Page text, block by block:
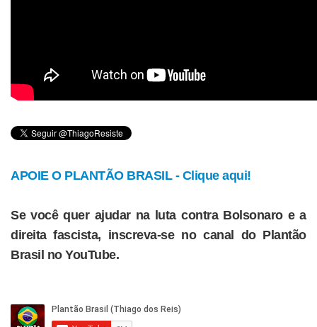
APOIE O PLANTÃO BRASIL - Clique aqui!
Se você quer ajudar na luta contra Bolsonaro e a
direita fascista, inscreva-se no canal do Plantão
Brasil no YouTube.